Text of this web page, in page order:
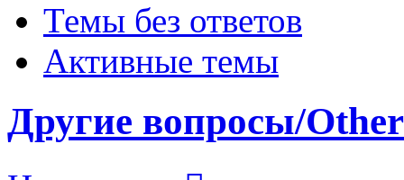
Темы без ответов
Активные темы
Другие вопросы/